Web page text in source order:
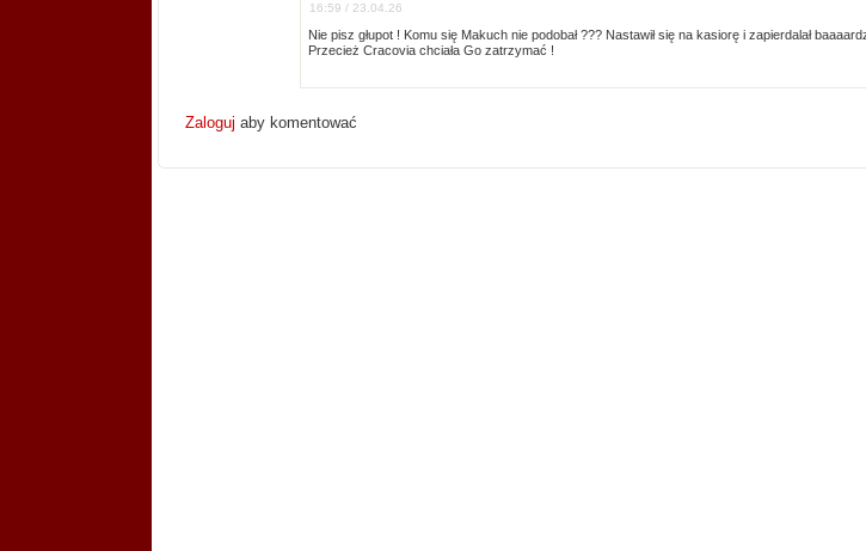
16:59 / 23.04.26
Nie pisz głupot ! Komu się Makuch nie podobał ??? Nastawił się na kasiorę i zapierdalał
Przecież Cracovia chciała Go zatrzymać !
Zaloguj aby komentować